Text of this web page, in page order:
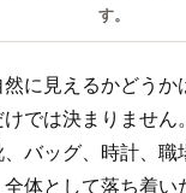
す。
然に見えるかどうか
では決まりません
、バッグ、時計、職
体として落ち着い